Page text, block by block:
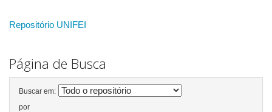
Repositório UNIFEI
Página de Busca
Buscar em:
por